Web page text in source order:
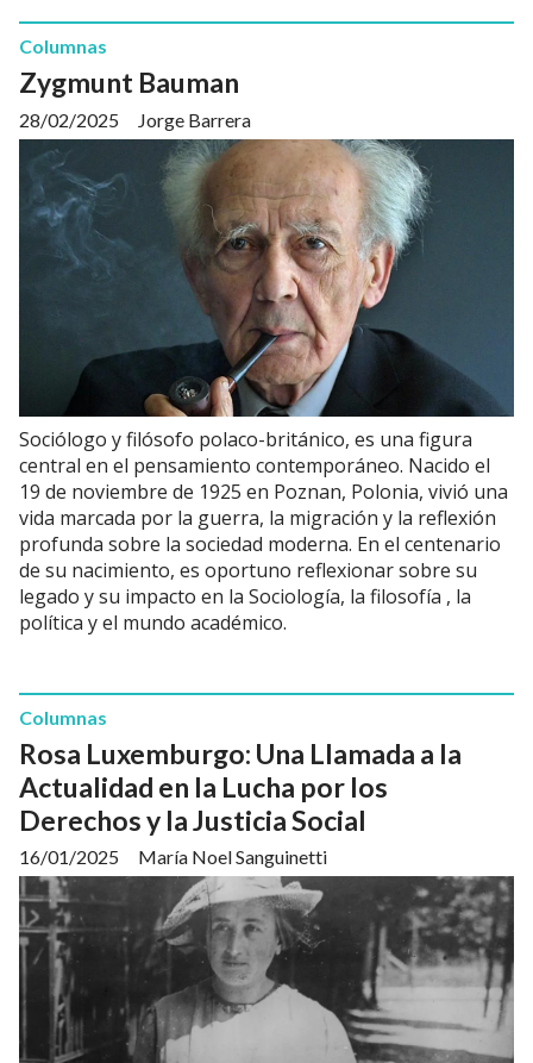
Zygmunt Bauman
Jorge Barrera
Columnas
28/02/2025
Sociólogo y filósofo polaco-británico, es una figura
central en el pensamiento contemporáneo. Nacido el
19 de noviembre de 1925 en Poznan, Polonia, vivió una
vida marcada por la guerra, la migración y la reflexión
profunda sobre la sociedad moderna. En el centenario
de su nacimiento, es oportuno reflexionar sobre su
legado y su impacto en la Sociología, la filosofía , la
política y el mundo académico.
Rosa Luxemburgo: Una Llamada a la
Actualidad en la Lucha por los
Derechos y la Justicia Social
María Noel Sanguinetti
Columnas
16/01/2025